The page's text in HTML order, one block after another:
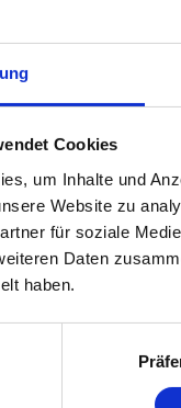
Cookies
um Inhalte und
Website zu
für soziale
Daten
haben.